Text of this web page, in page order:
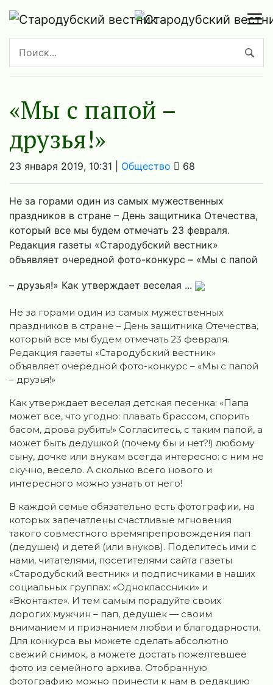
«Мы с папой –
друзья!»
23 января 2019, 10:31 | Общество 68
Не за горами один из самых мужественных
праздников в стране – День защитника Отечества,
который все мы будем отмечать 23 февраля.
Редакция газеты «Стародубский вестник»
объявляет очередной фото-конкурс – «Мы с папой
– друзья!» Как утверждает веселая ...
Не за горами один из самых мужественных
праздников в стране – День защитника Отечества,
который все мы будем отмечать 23 февраля.
Редакция газеты «Стародубский вестник»
объявляет очередной фото-конкурс – «Мы с папой
– друзья!»
Как утверждает веселая детская песенка: «Папа
может все, что угодно: плавать брассом, спорить
басом, дрова рубить!» Согласитесь, с таким папой, а
может быть дедушкой (почему бы и нет?!) любому
сыну, дочке или внукам всегда интересно: с ним не
скучно, весело. А сколько всего нового и
интересного можно узнать от него!
В каждой семье обязательно есть фотографии, на
которых запечатлены счастливые мгновения
такого совместного времяпрепровождения пап
(дедушек) и детей (или внуков). Поделитесь ими с
нами, читателями, посетителями сайта газеты
«Стародубский вестник» и подписчиками в наших
социальных группах: «Одноклассники» и
«Вконтакте». И тем самым порадуйте своих
дорогих мужчин – пап, дедушек — своим
вниманием и признанием любви и благодарности.
Для конкурса вы можете сделать абсолютно
свежий снимок, а можете достать пожелтевшее
фото из семейного архива. Отобранную
фотографию можно принести к нам в редакцию